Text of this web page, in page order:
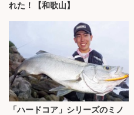
れた！【和歌山】
「ハードコア」シリーズのミノ